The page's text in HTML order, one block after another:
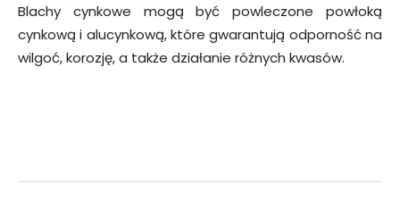
Blachy cynkowe mogą być powleczone powłoką
cynkową i alucynkową, które gwarantują odporność na
wilgoć, korozję, a także działanie różnych kwasów.